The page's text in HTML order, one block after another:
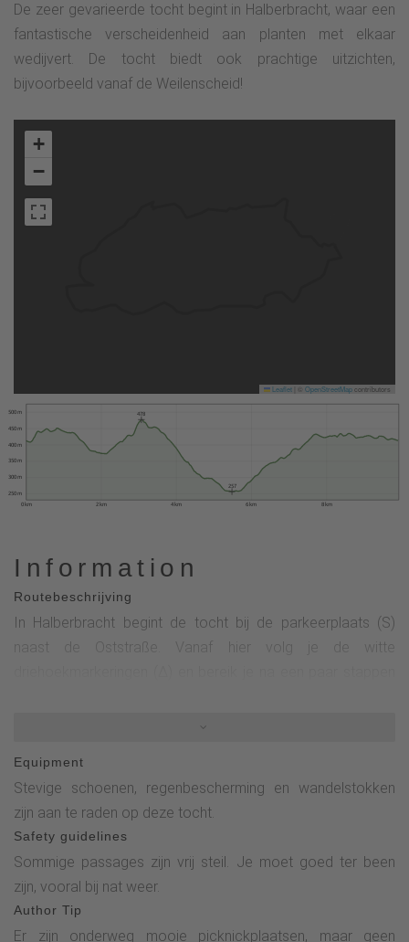
De zeer gevarieerde tocht begint in Halberbracht, waar een
fantastische verscheidenheid aan planten met elkaar
wedijvert. De tocht biedt ook prachtige uitzichten,
bijvoorbeeld vanaf de Weilenscheid!
+
−
Leaflet OpenStreetMapcontributors
0 km 2 km 4 km 6 km 8 km
250 m
300 m
350 m
400 m
450 m
500 m
257
478
Information
Routebeschrijving
In Halberbracht begint de tocht bij de parkeerplaats (S)
naast de Oststraße. Vanaf hier volg je de witte
uitzicht op Elspe en het festivalterrein (1) na de bocht. De
wandeling gaat afwisselend verder, nu eens langs diverse
windbreekzones, dan weer dicht dennenbos of gemengd
loofbos. Weiden omzomen ook het pad, dat voortdurend
daalt en na 2 kilometer de weinige huizen van Hachen (2)
bereikt. Hier maak je een scheiding van de ∆ en loop je
bergopwaarts naar rechts. Volg na het laatste huis de A17-
Equipment
Stevige schoenen, regenbescherming en wandelstokken
zijn aan te raden op deze tocht.
Safety guidelines
Sommige passages zijn vrij steil. Je moet goed ter been
zijn, vooral bij nat weer.
Author Tip
Er zijn onderweg mooie picknickplaatsen, maar geen